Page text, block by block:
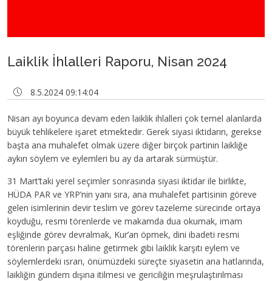
Laiklik İhlalleri Raporu, Nisan 2024
8.5.2024 09:14:04
Nisan ayı boyunca devam eden laiklik ihlalleri çok temel alanlarda
büyük tehlikelere işaret etmektedir. Gerek siyasi iktidarın, gerekse
başta ana muhalefet olmak üzere diğer birçok partinin laikliğe
aykırı söylem ve eylemleri bu ay da artarak sürmüştür.
31 Mart’taki yerel seçimler sonrasında siyasi iktidar ile birlikte,
HÜDA PAR ve YRP’nin yanı sıra, ana muhalefet partisinin göreve
gelen isimlerinin devir teslim ve görev tazeleme sürecinde ortaya
koyduğu, resmi törenlerde ve makamda dua okumak, imam
eşliğinde görev devralmak, Kur’an öpmek, dini ibadeti resmi
törenlerin parçası haline getirmek gibi laiklik karşıtı eylem ve
söylemlerdeki ısrarı, önümüzdeki süreçte siyasetin ana hatlarında,
laikliğin gündem dışına itilmesi ve gericiliğin meşrulaştırılması